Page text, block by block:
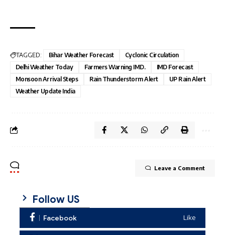
TAGGED: Bihar Weather Forecast
Cyclonic Circulation
Delhi Weather Today
Farmers Warning IMD.
IMD Forecast
Monsoon Arrival Steps
Rain Thunderstorm Alert
UP Rain Alert
Weather Update India
Leave a Comment
Follow US
Facebook Like